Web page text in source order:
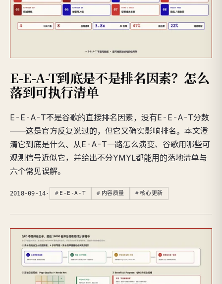
E-E-A-T到底是不是排名因素？怎么
落到可执行清单
E-E-A-T不是谷歌的直接排名因素，没有E-E-A-T分数
——这是官方反复说过的，但它又确实影响排名。本文澄
清它到底是什么、从E-A-T一路怎么演变、谷歌用哪些可
观测信号近似它，并给出不分YMYL都能用的落地清单与
六个常见误解。
2018-09-14 · E-E-A-T 内容质量 核心更新